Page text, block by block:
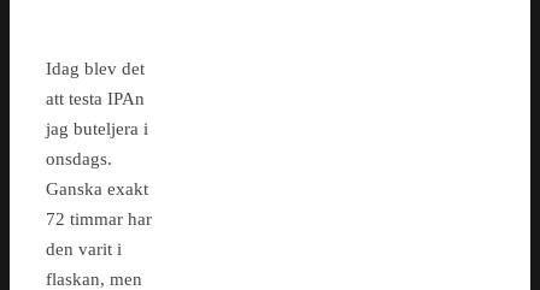
Idag blev det
att testa IPAn
jag buteljera i
onsdags.
Ganska exakt
72 timmar har
den varit i
flaskan, men